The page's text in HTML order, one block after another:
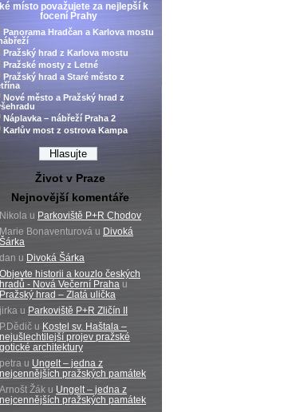
místo považujete za nejlepší k
focení Prahy
Panorama Hradčan a Karlova mostu
Pražský hrad z Karlova mostu
Pražské mosty z Letné
Pražský hrad a Staré město z
Nové město a Pražský hrad z
Náplavka – nábřeží Praha 2
Karlův most z ostrova Kampa
Život v Praze
Nejnovější komentáře
Nikola u Parkoviště P+R Chodov
Marie Bonaventurová u Divoká
Šárka
dan u Divoká Šárka
Objevte historii a kouzlo českých
hradů - Nová Večerní Praha u
Pražský hrad – Zlatá ulička
jirka u Parkoviště P+R Zličín II
P.Dědič u Kostel sv. Haštala –
nejušlechtilejší projev pražské
gotické architektury
petra u Ungelt – jedna z
nejcennějších pražských památek
Arnošt Žák u Ungelt – jedna z
nejcennějších pražských památek